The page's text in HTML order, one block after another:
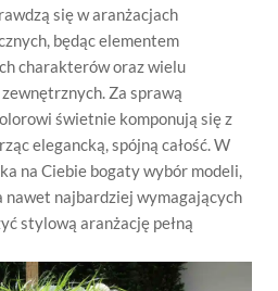
się w aranżacjach
będąc elementem
charakterów oraz wielu
Za sprawą
świetnie komponują się z
elegancką, spójną całość. W
na Ciebie bogaty wybór modeli,
nawet najbardziej wymagających
stylową aranżację pełną